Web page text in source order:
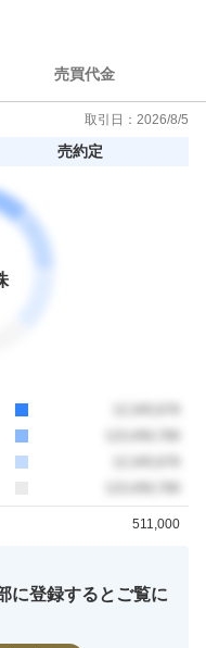
売買代金
取引日： 2026/8/5
売約定
511,000
に登録するとご覧に